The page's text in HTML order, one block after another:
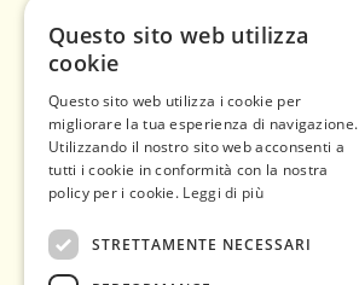
Questo sito web utilizza
cookie
Questo sito web utilizza i cookie per
migliorare la tua esperienza di navigazione.
Utilizzando il nostro sito web acconsenti a
tutti i cookie in conformità con la nostra
policy per i cookie. Leggi di più
STRETTAMENTE NECESSARI